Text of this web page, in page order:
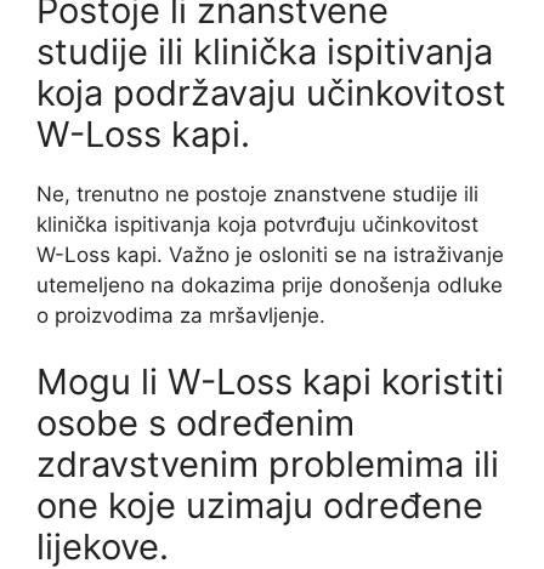
Postoje li znanstvene
studije ili klinička ispitivanja
koja podržavaju učinkovitost
W-Loss kapi.
Ne, trenutno ne postoje znanstvene studije ili
klinička ispitivanja koja potvrđuju učinkovitost
W-Loss kapi. Važno je osloniti se na istraživanje
utemeljeno na dokazima prije donošenja odluke
o proizvodima za mršavljenje.
Mogu li W-Loss kapi koristiti
osobe s određenim
zdravstvenim problemima ili
one koje uzimaju određene
lijekove.